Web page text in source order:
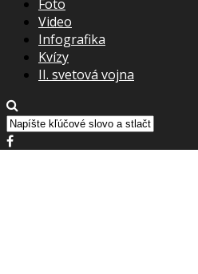
Foto
Video
Infografika
Kvízy
II. svetová vojna